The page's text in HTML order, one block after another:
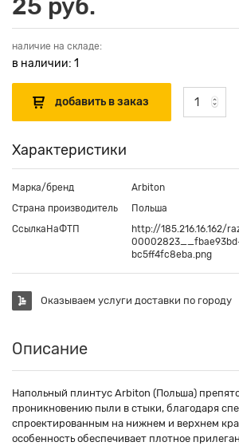
25 руб.
наличие на складе:
в наличии: 1
Характеристики
Марка/бренд
Arbiton
Страна производитель
Польша
СсылкаНаФТП
http://185.216.16.162/
bc5ff4fc8eba.png
Оказываем услуги доставки по городу
Описание
Напольный плинтус Arbiton (Польша)
проникновению пыли в стыки, благодаря
спроектированным на нижнем и верхнем
особенность обеспечивает плотное